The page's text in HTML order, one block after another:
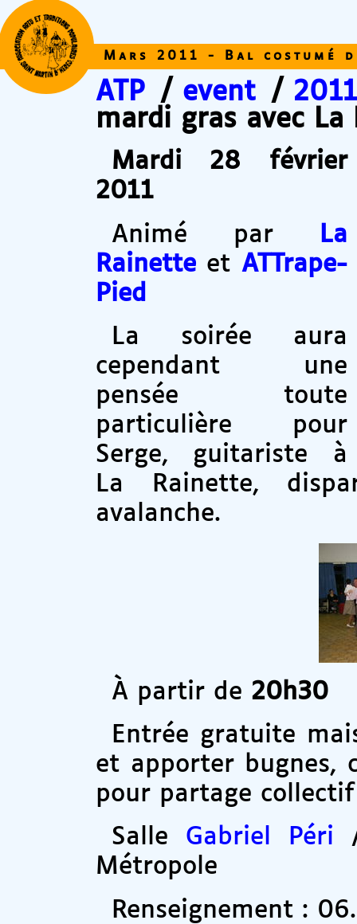
ATP / event /
mardi gras avec La
Mars 2011 - Bal costumé
Mardi 28 février
2011
Animé par
La
Rainette et ATTrape-
Pied
La soirée aura
cependant une
pensée toute
particulière pour
Serge, guitariste à
La Rainette,
avalanche.
À partir de 20h30
Entrée gratuite
et apporter bugnes,
pour partage collectif
Salle Gabriel Péri
Métropole
Renseignement :